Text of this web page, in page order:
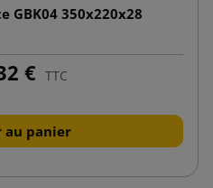
GBK04 350x220x28
€ TTC
au panier